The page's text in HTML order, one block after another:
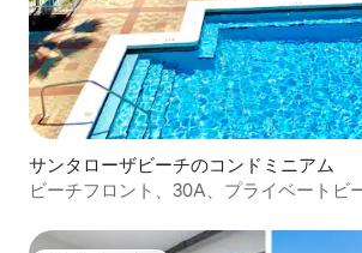
サンタローザビーチのコンドミニアム
ビーチフロント、30A、プライベートビ